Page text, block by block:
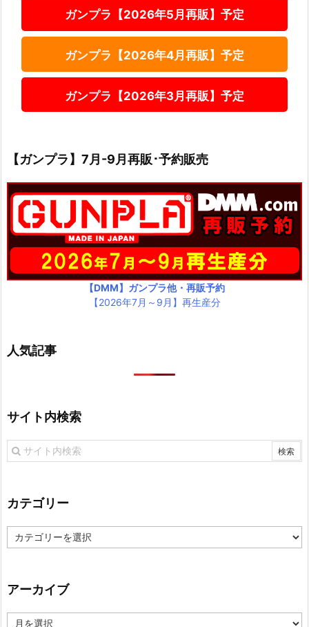
ガンプラ【2026年5月再販】予定
ガンプラ【2026年4月再販】予定
ガンプラ【2026年3月再販】予定
【ガンプラ】7月-9月再販･予約販売
【DMM】ガンプラ他・再販予約
【2026年7月～9月】再生産分
人気記事
サイト内検索
カテゴリー
テ
ー
アーカイブ